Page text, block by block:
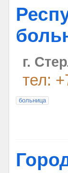
г.
тел:
больница